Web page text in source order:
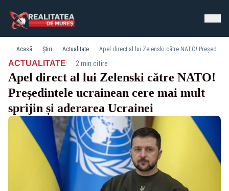
Acasă Știri Actualitate Apel direct al lui Zelenski către NATO! Președintele ucrainean cere mai mult sprijin și aderarea Ucrainei
ACTUALITATE· 2 min citire
Apel direct al lui Zelenski către NATO!
Președintele ucrainean cere mai mult
sprijin și aderarea Ucrainei